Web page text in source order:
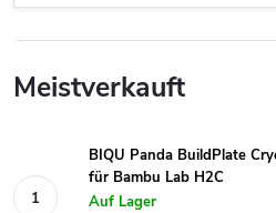
Meistverkauft
BIQU Panda BuildPlate
für Bambu Lab H2C
Auf Lager